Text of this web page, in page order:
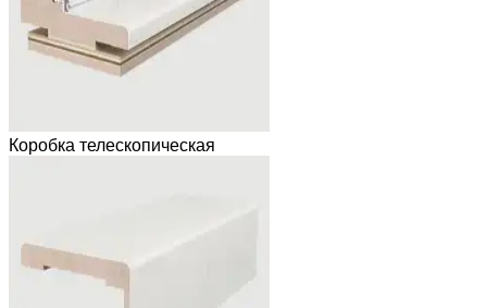
Коробка телескопическая